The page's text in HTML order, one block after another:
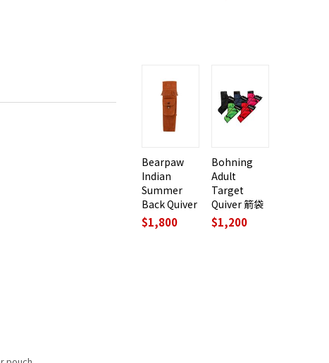
Bearpaw
Indian
Summer
Back Quiver
$1,800
Bohning
Adult
Target
Quiver 箭袋
$1,200